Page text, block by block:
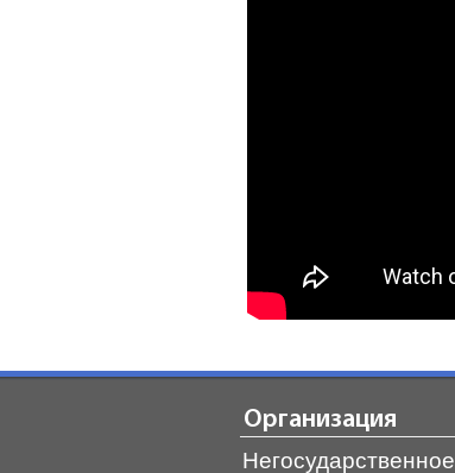
Организация
Негосударственное